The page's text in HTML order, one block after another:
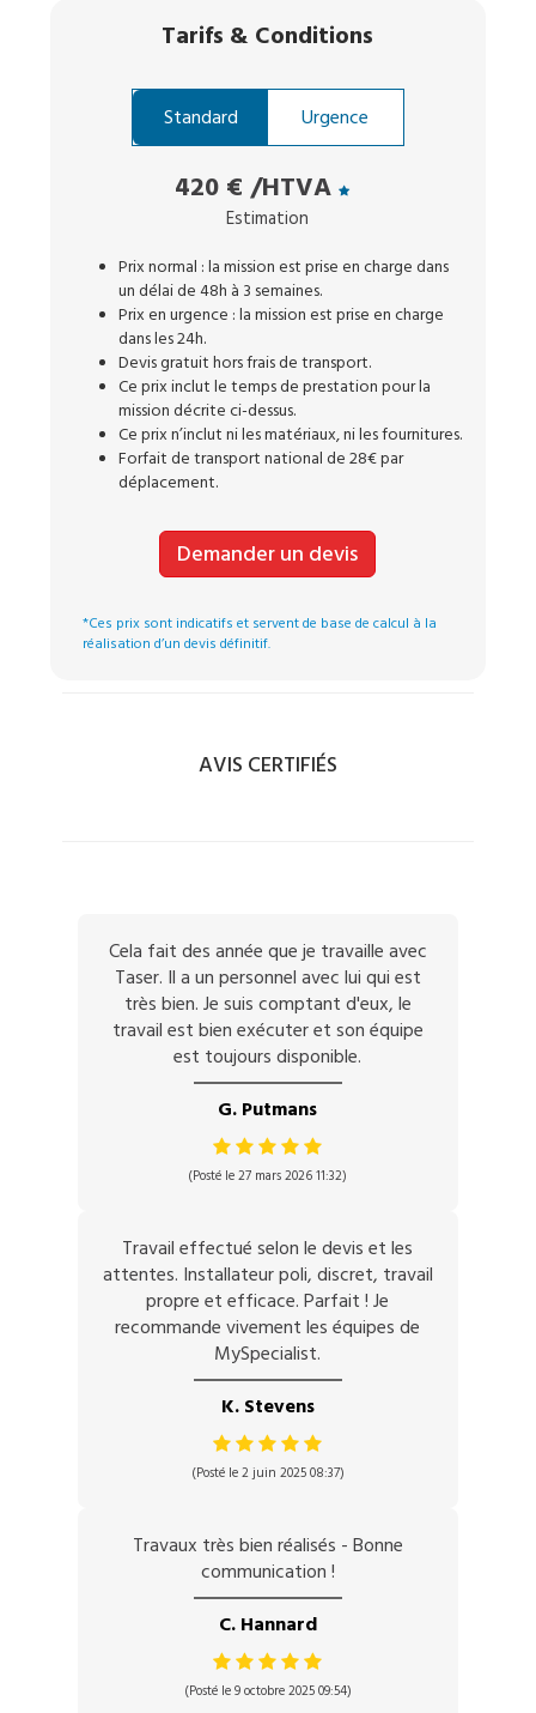
Tarifs & Conditions
Standard Urgence
420 € /HTVA
Estimation
Prix normal : la mission est prise en charge dans
un délai de 48h à 3 semaines.
Prix en urgence : la mission est prise en charge
dans les 24h.
Devis gratuit hors frais de transport.
Ce prix inclut le temps de prestation pour la
mission décrite ci-dessus.
Ce prix n’inclut ni les matériaux, ni les fournitures.
Forfait de transport national de 28€ par
déplacement.
Demander un devis
*Ces prix sont indicatifs et servent de base de calcul à la
réalisation d’un devis définitif.
AVIS CERTIFIÉS
Cela fait des année que je travaille avec
Taser. Il a un personnel avec lui qui est
très bien. Je suis comptant d'eux, le
travail est bien exécuter et son équipe
est toujours disponible.
G. Putmans
(Posté le 27 mars 2026 11:32)
Travail effectué selon le devis et les
attentes. Installateur poli, discret, travail
propre et efficace. Parfait ! Je
recommande vivement les équipes de
MySpecialist.
K. Stevens
(Posté le 2 juin 2025 08:37)
Travaux très bien réalisés - Bonne
communication !
C. Hannard
(Posté le 9 octobre 2025 09:54)